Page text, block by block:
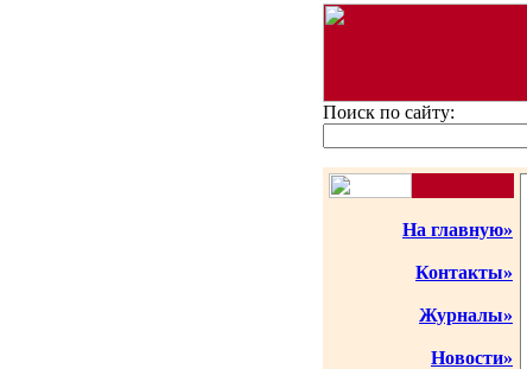
Поиск по сайту:
На главную»
Контакты»
Журналы»
Новости»